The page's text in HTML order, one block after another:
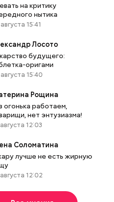
на критику
нытика
15:41
Лосото
будущего:
оригами
15:40
Рощина
огонька работаем,
нет энтузиазма!
12:03
Соломатина
лучше не есть жирную
12:02